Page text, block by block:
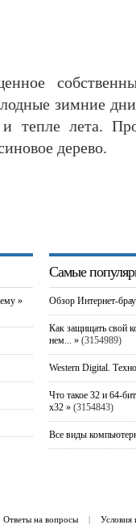
зимние дни
тепле лета.
дерево.
»
Самые
Обзор Интернет-
Как защищать свой
нем... »(3154989)
Western Digital.
Что такое 32 и 64-
x32 »(3154843)
Все виды
Ответы на вопросы | Условия